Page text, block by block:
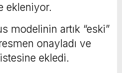
ekleniyor.
modelinin artık “eski”
onayladı ve
ekledi.